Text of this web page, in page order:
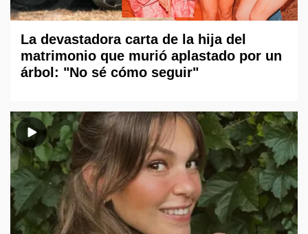
La devastadora carta de la hija del
matrimonio que murió aplastado por un
árbol: "No sé cómo seguir"